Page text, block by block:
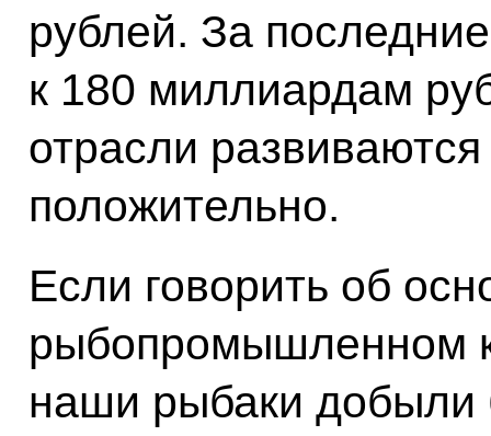
рублей. За
к 180 миллиардам
отрасли
положительно.
Если говорить об
рыбопромышленном
наши рыбаки добыли